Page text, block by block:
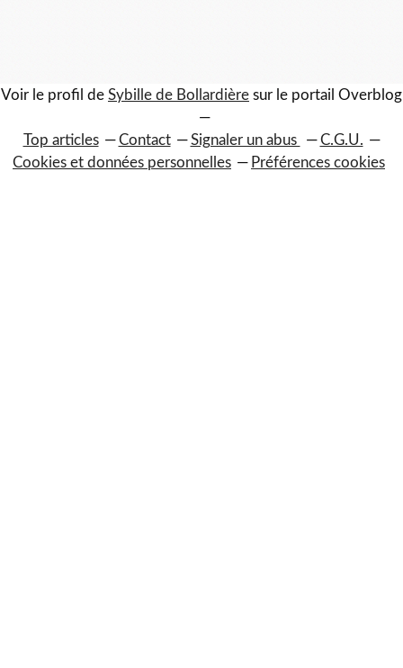
Voir le profil de Sybille de Bollardière sur le portail Overblog
Top articles Contact Signaler un abus
C.G.U.
Cookies et données personnelles
Préférences cookies